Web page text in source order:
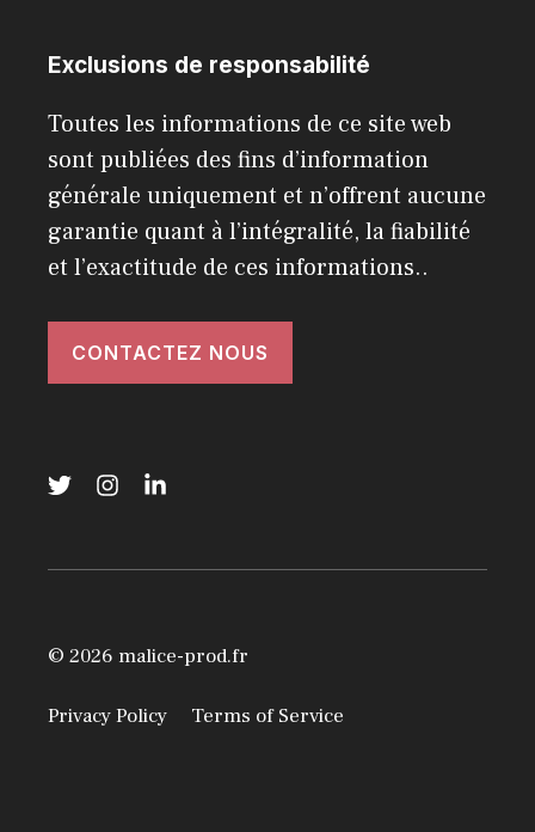
Exclusions de responsabilité
Toutes les informations de ce site web
sont publiées des fins d’information
générale uniquement et n’offrent aucune
garantie quant à l’intégralité, la fiabilité
et l’exactitude de ces informations..
CONTACTEZ NOUS
© 2026 malice-prod.fr
Privacy Policy Terms of Service